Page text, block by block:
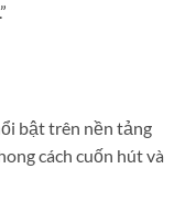
bật trên nền tảng
cách cuốn hút và